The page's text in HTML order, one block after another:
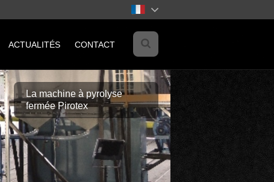
ACTUALITÉS CONTACT
La machine à pyrolyse
fermée Pirotex